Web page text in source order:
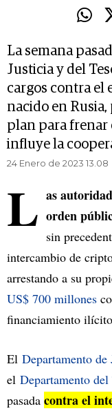
La semana
Justicia y del
cargos contra el
nacido en Rusia,
plan para frenar
influye la
24 Enero de 2023 13.08
L as
orden
sin
intercambio de
arrestando a su
US$ 700 millones
financiamiento
El Departamento
el Departamento del
pasada contra el